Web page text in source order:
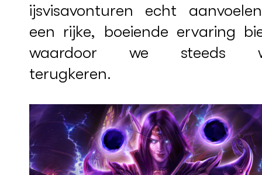
ijsvisavonturen echt
een rijke, boeiende ervaring
waardoor we steeds
terugkeren.